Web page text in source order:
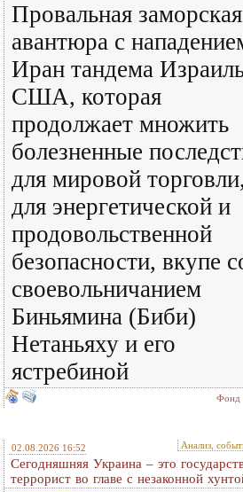
Провальная заморская
авантюра с
Иран тандема
США, которая
продолжает множить
болезненные
для мировой торговли,
для энергетической и
продовольственной
безопасности, вкупе
своевольничанием
Биньямина (Биби)
Нетаньяху и его
ястребиной
Фонд
02.08.2026 16:52 Анализ,
Сегодняшняя Украина – это
террорист во главе с незаконной